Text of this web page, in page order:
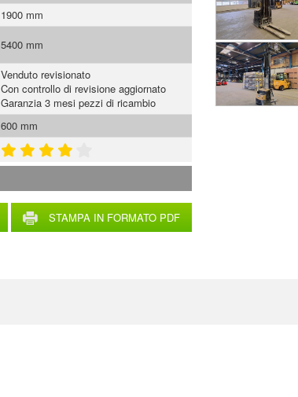
STAMPA IN FORMATO PDF
1900 mm
5400 mm
Venduto revisionato
Con controllo di revisione aggiornato
Garanzia 3 mesi pezzi di ricambio
600 mm